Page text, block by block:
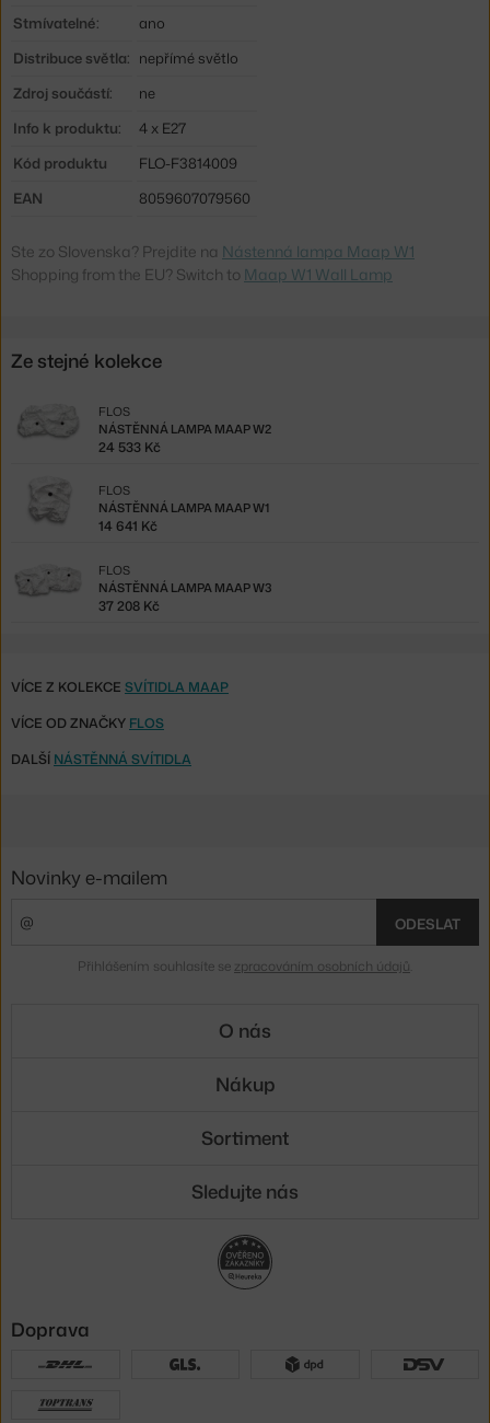
Stmívatelné:
ano
Distribuce světla: nepřímé světlo
Zdroj součástí:
ne
Info k produktu:
4 x E27
Kód produktu
FLO-F3814009
EAN
8059607079560
Ste zo Slovenska? Prejdite na Nástenná lampa Maap W1
Shopping from the EU? Switch to Maap W1 Wall Lamp
Ze stejné kolekce
NÁSTĚNNÁ LAMPA MAAP W2
FLOS
24 533 Kč
NÁSTĚNNÁ LAMPA MAAP W1
FLOS
14 641 Kč
NÁSTĚNNÁ LAMPA MAAP W3
FLOS
37 208 Kč
VÍCE Z KOLEKCE SVÍTIDLA MAAP
VÍCE OD ZNAČKY FLOS
DALŠÍ NÁSTĚNNÁ SVÍTIDLA
Novinky e-mailem
ODESLAT
Přihlášením souhlasíte se zpracováním osobních údajů
O nás
Nákup
Sortiment
Sledujte nás
Doprava